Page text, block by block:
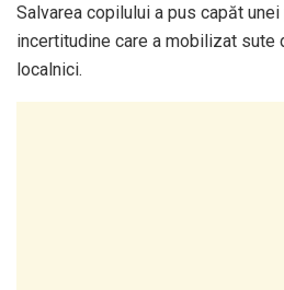
Salvarea copilului a pus capăt
incertitudine care a mobilizat sute
localnici.